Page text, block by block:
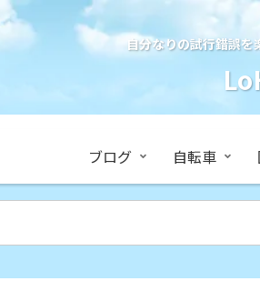
自分なりの試行錯誤を
ブログ 自転車